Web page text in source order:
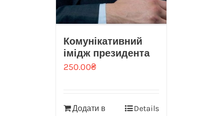
Комунікативний
імідж президента
250.00₴
Додати в
Details